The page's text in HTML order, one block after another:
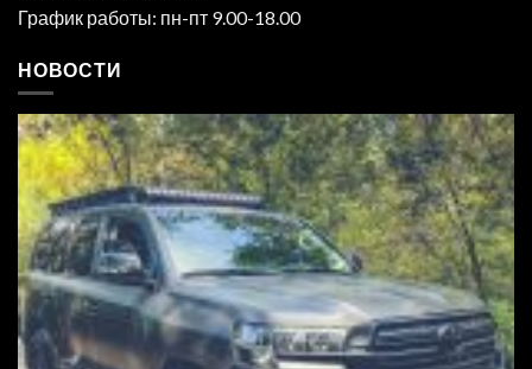
График работы: пн-пт 9.00-18.00
НОВОСТИ